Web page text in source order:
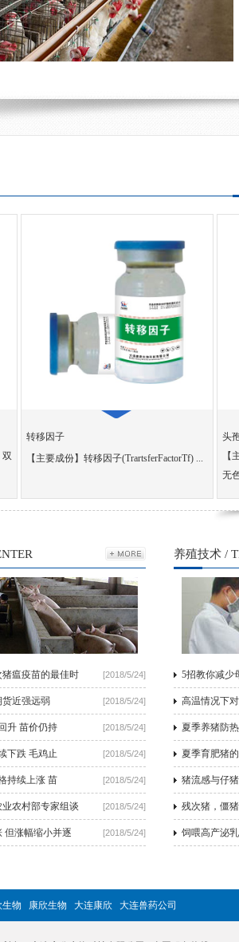
成份】转移因子(TrartsferFactorTf) ...
头孢噻呋钠冻
【主要成份】
无色至浅黄色
瘟疫苗的最佳时 [2018/5/24]
近强远弱 [2018/5/24]
升 苗价仍持 [2018/5/24]
下跌 毛鸡止 [2018/5/24]
持续上涨 苗 [2018/5/24]
农村部专家组谈 [2018/5/24]
但涨幅缩小并逐 [2018/5/24]
养殖技术 /
5招教你减少
高温情况下
夏季养猪防
夏季育肥猪
猪流感与仔
残次猪，僵
饲喂高产泌
物 康欣生物 大连康欣 大连兽药公司